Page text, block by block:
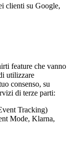
clienti su Google,
feature che vanno
utilizzare
consenso, su
di terze parti:
Tracking)
Mode, Klarna,